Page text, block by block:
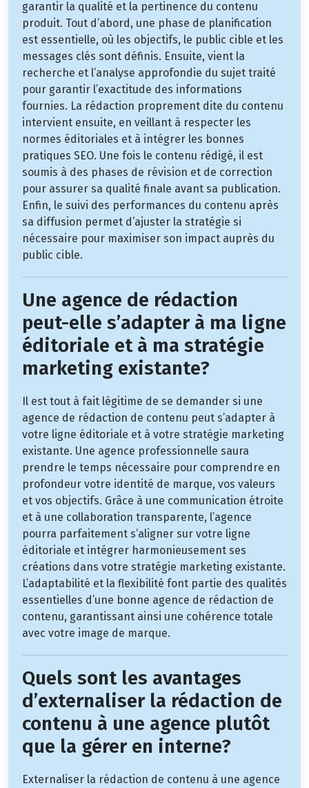
garantir la qualité et la pertinence du contenu
produit. Tout d’abord, une phase de planification
est essentielle, où les objectifs, le public cible et les
messages clés sont définis. Ensuite, vient la
recherche et l’analyse approfondie du sujet traité
pour garantir l’exactitude des informations
fournies. La rédaction proprement dite du contenu
intervient ensuite, en veillant à respecter les
normes éditoriales et à intégrer les bonnes
pratiques SEO. Une fois le contenu rédigé, il est
soumis à des phases de révision et de correction
pour assurer sa qualité finale avant sa publication.
Enfin, le suivi des performances du contenu après
sa diffusion permet d’ajuster la stratégie si
nécessaire pour maximiser son impact auprès du
public cible.
Une agence de rédaction
peut-elle s’adapter à ma ligne
éditoriale et à ma stratégie
marketing existante?
Il est tout à fait légitime de se demander si une
agence de rédaction de contenu peut s’adapter à
votre ligne éditoriale et à votre stratégie marketing
existante. Une agence professionnelle saura
prendre le temps nécessaire pour comprendre en
profondeur votre identité de marque, vos valeurs
et vos objectifs. Grâce à une communication étroite
et à une collaboration transparente, l’agence
pourra parfaitement s’aligner sur votre ligne
éditoriale et intégrer harmonieusement ses
créations dans votre stratégie marketing existante.
L’adaptabilité et la flexibilité font partie des qualités
essentielles d’une bonne agence de rédaction de
contenu, garantissant ainsi une cohérence totale
avec votre image de marque.
Quels sont les avantages
d’externaliser la rédaction de
contenu à une agence plutôt
que la gérer en interne?
Externaliser la rédaction de contenu à une agence